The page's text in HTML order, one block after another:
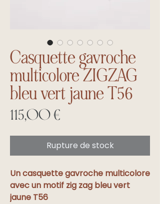
Casquette gavroche
multicolore ZIGZAG
bleu vert jaune T56
115,00 €
Rupture de stock
Un casquette gavroche multicolore
avec un motif zig zag bleu vert
jaune T56